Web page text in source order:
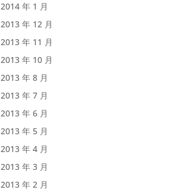
2014 年 1 月
2013 年 12 月
2013 年 11 月
2013 年 10 月
2013 年 8 月
2013 年 7 月
2013 年 6 月
2013 年 5 月
2013 年 4 月
2013 年 3 月
2013 年 2 月